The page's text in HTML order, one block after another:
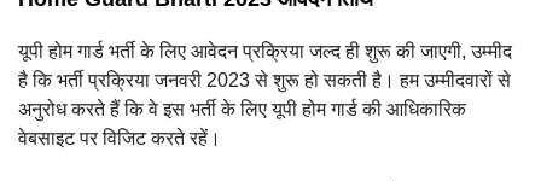
यूपी होम गार्ड भर्ती के लिए आवेदन प्रक्रिया जल्द ही शुरू की जाएगी, उम्मीद
है कि भर्ती प्रक्रिया जनवरी 2023 से शुरू हो सकती है। हम उम्मीदवारों से
अनुरोध करते हैं कि वे इस भर्ती के लिए यूपी होम गार्ड की आधिकारिक
वेबसाइट पर विजिट करते रहें।